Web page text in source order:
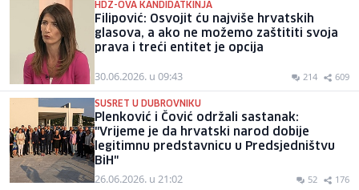
HDZ-OVA KANDIDATKINJA
Filipović: Osvojit ću najviše hrvatskih
glasova, a ako ne možemo zaštititi svoja
prava i treći entitet je opcija
30.06.2026. u 09:43 214 609
SUSRET U DUBROVNIKU
Plenković i Čović održali sastanak:
"Vrijeme je da hrvatski narod dobije
legitimnu predstavnicu u Predsjedništvu
BiH"
26.06.2026. u 21:02 52 176